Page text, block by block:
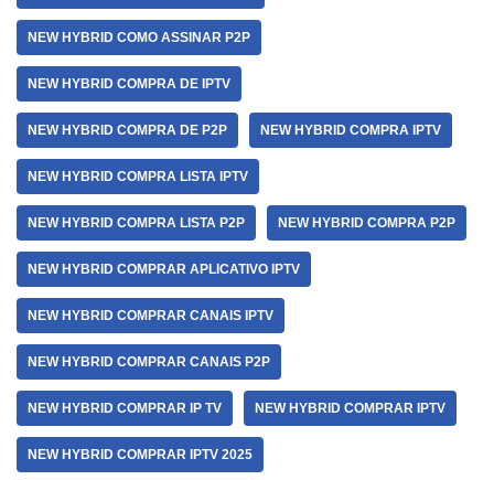
NEW HYBRID COMO ASSINAR P2P
NEW HYBRID COMPRA DE IPTV
NEW HYBRID COMPRA DE P2P NEW HYBRID COMPRA IPTV
NEW HYBRID COMPRA LISTA IPTV
NEW HYBRID COMPRA LISTA P2P NEW HYBRID COMPRA P2P
NEW HYBRID COMPRAR APLICATIVO IPTV
NEW HYBRID COMPRAR CANAIS IPTV
NEW HYBRID COMPRAR CANAIS P2P
NEW HYBRID COMPRAR IP TV NEW HYBRID COMPRAR IPTV
NEW HYBRID COMPRAR IPTV 2025